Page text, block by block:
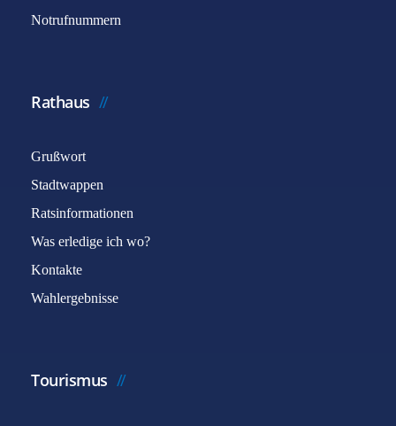
Notrufnummern
Rathaus
Grußwort
Stadtwappen
Ratsinformationen
Was erledige ich wo?
Kontakte
Wahlergebnisse
Tourismus